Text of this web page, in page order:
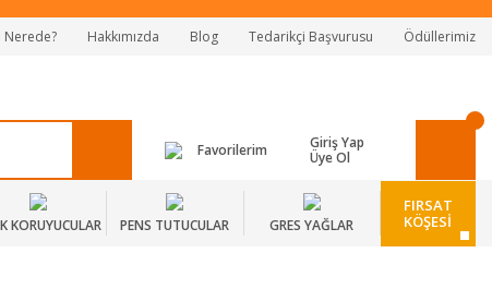
Nerede? Hakkımızda Blog Tedarikçi Başvurusu Ödüllerimiz
Favorilerim
Giriş Yap
Üye Ol
KORUYUCULAR PENS TUTUCULAR GRES YAĞLAR
FIRSAT
KÖŞESİ